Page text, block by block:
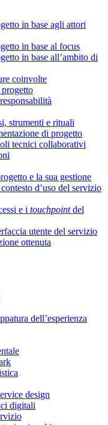
in base agli attori
in base al focus
in base all’ambito di
coinvolte
strumenti e rituali
di progetto
tecnici collaborativi
e la sua gestione
d’uso del servizio
e i touchpointdel
utente del servizio
ottenuta
dell’esperienza
design
digitali